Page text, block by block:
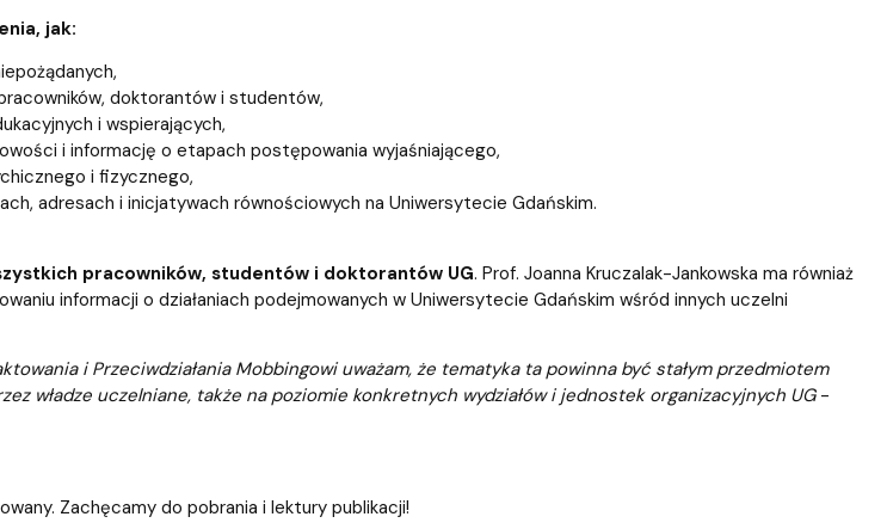
jak:
doktorantów i studentów,
i wspierających,
i informację o etapach postępowania wyjaśniającego,
i fizycznego,
adresach i inicjatywach równościowych na Uniwersytecie Gdańskim.
pracowników, studentów i doktorantów UG. Prof. Joanna Kruczalak-Jankowska ma równiaż
informacji o działaniach podejmowanych w Uniwersytecie Gdańskim wśród innych uczelni
i Przeciwdziałania Mobbingowi uważam, że tematyka ta powinna być stałym przedmiotem
władze uczelniane, także na poziomie konkretnych wydziałów i jednostek organizacyjnych UG-
Zachęcamy do pobrania i lektury publikacji!